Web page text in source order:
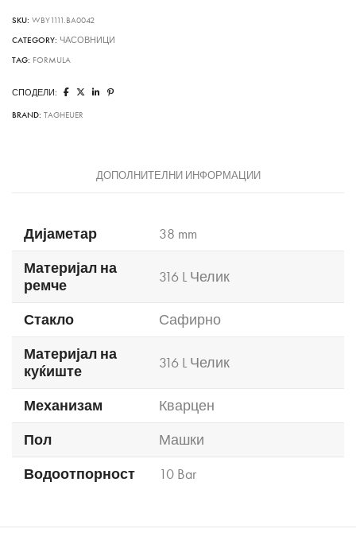
SKU: WBY1111.BA0042
CATEGORY: ЧАСОВНИЦИ
TAG: FORMULA
СПОДЕЛИ:
BRAND: TAGHEUER
ДОПОЛНИТЕЛНИ ИНФОРМАЦИИ
Дијаметар
38 mm
Материјал на
ремче
316 L Челик
Стакло
Сафирно
Материјал на
куќиште
316 L Челик
Механизам
Кварцен
Пол
Машки
Водоотпорност
10 Bar